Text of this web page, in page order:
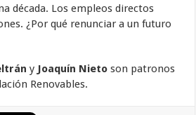
década. Los empleos directos
¿Por qué renunciar a un futuro
y Joaquín Nieto son patronos
Renovables.